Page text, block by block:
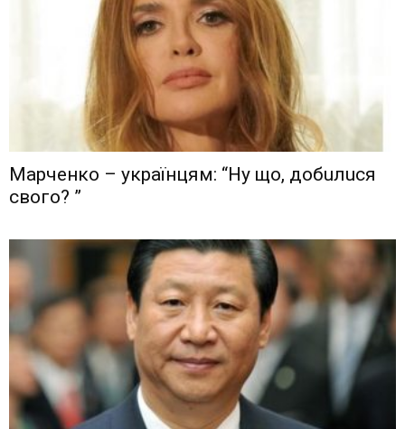
Мaрчeнкo – yкрaїнцям: “Ну що, дoбuлuся
свого? ”